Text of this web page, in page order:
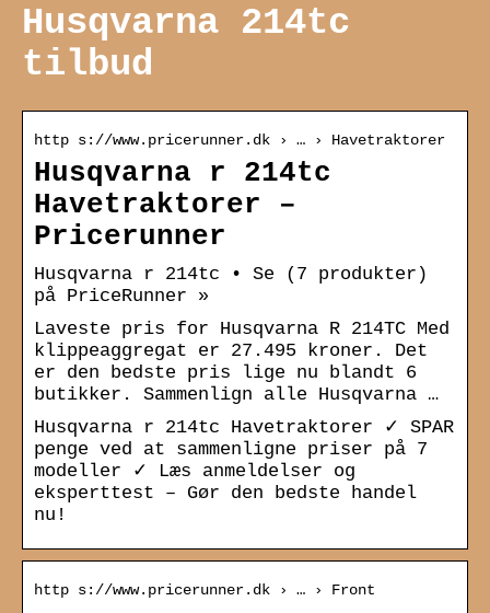
Husqvarna 214tc
tilbud
http s://www.pricerunner.dk › … › Havetraktorer
Husqvarna r 214tc
Havetraktorer –
Pricerunner
Husqvarna r 214tc • Se (7 produkter)
på PriceRunner »
Laveste pris for Husqvarna R 214TC Med
klippeaggregat er 27.495 kroner. Det
er den bedste pris lige nu blandt 6
butikker. Sammenlign alle Husqvarna …
Husqvarna r 214tc Havetraktorer ✓ SPAR
penge ved at sammenligne priser på 7
modeller ✓ Læs anmeldelser og
eksperttest – Gør den bedste handel
nu!
http s://www.pricerunner.dk › … › Front